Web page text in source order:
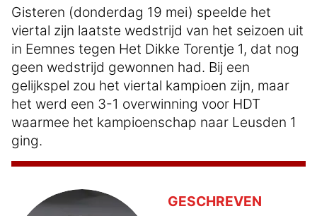
Gisteren (donderdag 19 mei) speelde het
viertal zijn laatste wedstrijd van het seizoen uit
in Eemnes tegen Het Dikke Torentje 1, dat nog
geen wedstrijd gewonnen had. Bij een
gelijkspel zou het viertal kampioen zijn, maar
het werd een 3-1 overwinning voor HDT
waarmee het kampioenschap naar Leusden 1
ging.
GESCHREVEN